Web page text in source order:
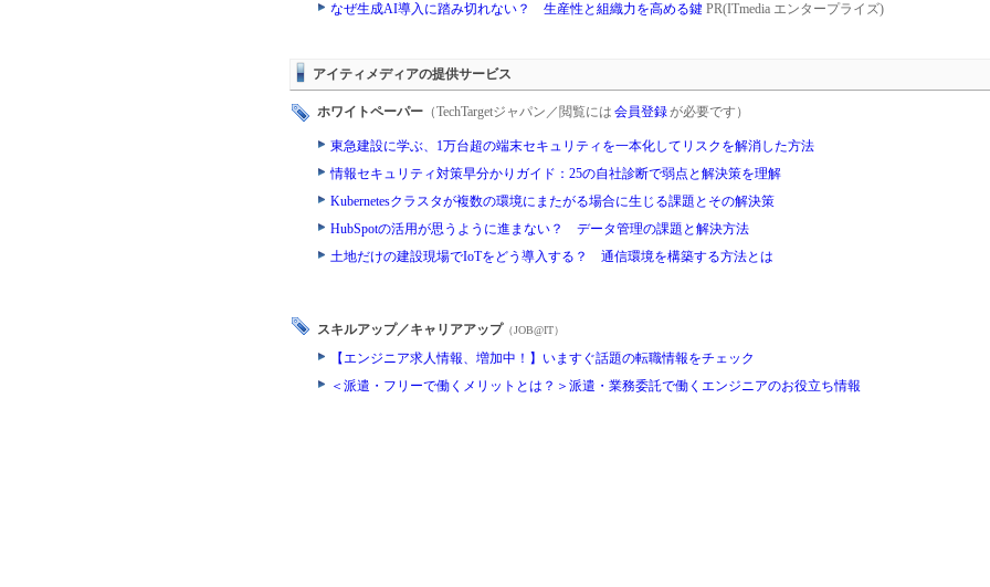
なぜ生成AI導入に踏み切れない？ 生産性と組織力を高める鍵 PR(ITmedia エンタープライズ)
アイティメディアの提供サービス
ホワイトペーパー （TechTargetジャパン／閲覧には 会員登録が必要です）
東急建設に学ぶ、1万台超の端末セキュリティを一本化してリスクを解消した方法
情報セキュリティ対策早分かりガイド：25の自社診断で弱点と解決策を理解
Kubernetesクラスタが複数の環境にまたがる場合に生じる課題とその解決策
HubSpotの活用が思うように進まない？ データ管理の課題と解決方法
土地だけの建設現場でIoTをどう導入する？ 通信環境を構築する方法とは
スキルアップ／キャリアアップ （JOB@IT）
【エンジニア求人情報、増加中！】いますぐ話題の転職情報をチェック
＜派遣・フリーで働くメリットとは？＞派遣・業務委託で働くエンジニアのお役立ち情報